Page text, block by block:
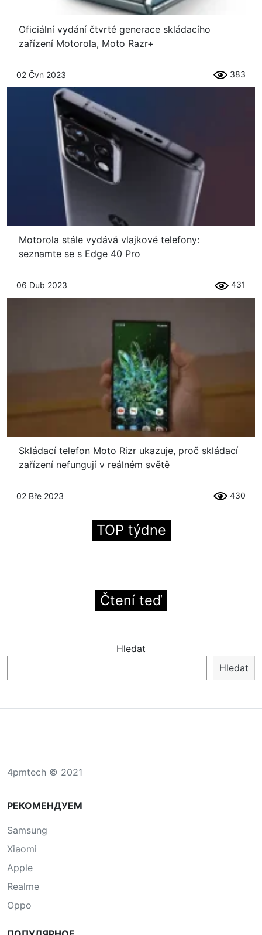
Oficiální vydání čtvrté generace skládacího
zařízení Motorola, Moto Razr+
02 Čvn 2023 383
Motorola stále vydává vlajkové telefony:
seznamte se s Edge 40 Pro
06 Dub 2023 431
Skládací telefon Moto Rizr ukazuje, proč skládací
zařízení nefungují v reálném světě
02 Bře 2023 430
TOP týdne
Čtení teď
Hledat
Hledat
4pmtech © 2021
РЕКОМЕНДУЕМ
Samsung
Xiaomi
Apple
Realme
Oppo